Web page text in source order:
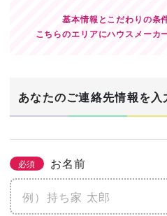
基本情報とこだわりの条
こちらのエリアにハウスメーカ
あなたのご連絡先情報を入
必須 お名前